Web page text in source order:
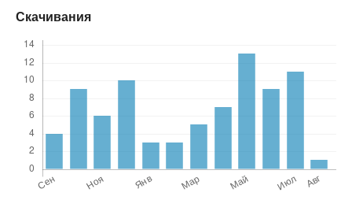
Скачивания